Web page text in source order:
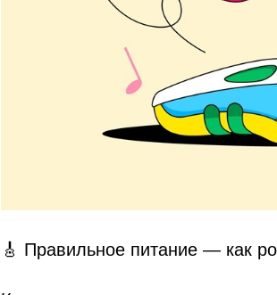
🎸 Правильное питание — как